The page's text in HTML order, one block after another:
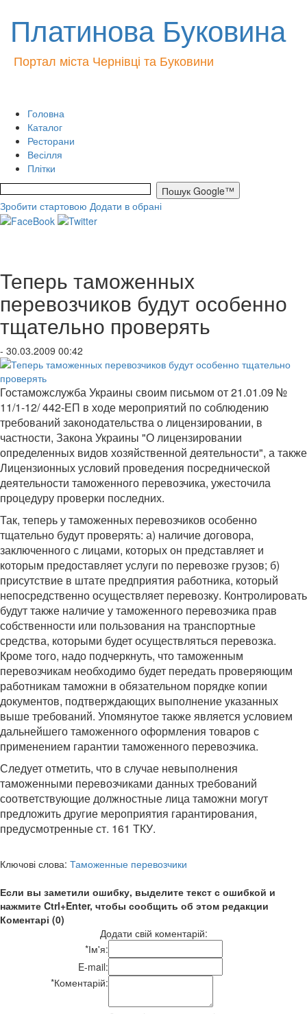
Платинова Буковина
Портал міста Чернівці та Буковини
Головна
Каталог
Ресторани
Весілля
Плітки
Зробити стартовою Додати в обрані
Теперь таможенных
перевозчиков будут особенно
тщательно проверять
- 30.03.2009 00:42
Гостаможслужба Украины своим письмом от 21.01.09 №
11/1-12/ 442-ЕП в ходе мероприятий по соблюдению
требований законодательства о лицензировании, в
частности, Закона Украины "О лицензировании
определенных видов хозяйственной деятельности", а также
Лицензионных условий проведения посреднической
деятельности таможенного перевозчика, ужесточила
процедуру проверки последних.
Так, теперь у таможенных перевозчиков особенно
тщательно будут проверять: а) наличие договора,
заключенного с лицами, которых он представляет и
которым предоставляет услуги по перевозке грузов; б)
присутствие в штате предприятия работника, который
непосредственно осуществляет перевозку. Контролировать
будут также наличие у таможенного перевозчика прав
собственности или пользования на транспортные
средства, которыми будет осуществляться перевозка.
Кроме того, надо подчеркнуть, что таможенным
перевозчикам необходимо будет передать проверяющим
работникам таможни в обязательном порядке копии
документов, подтверждающих выполнение указанных
выше требований. Упомянутое также является условием
дальнейшего таможенного оформления товаров с
применением гарантии таможенного перевозчика.
Следует отметить, что в случае невыполнения
таможенными перевозчиками данных требований
соответствующие должностные лица таможни могут
предложить другие мероприятия гарантирования,
предусмотренные ст. 161 ТКУ.
Ключові слова: Таможенные перевозчики
Если вы заметили ошибку, выделите текст с ошибкой и
нажмите Ctrl+Enter, чтобы сообщить об этом редакции
Коментарі (0)
Додати свій коментарій:
*Ім'я:
E-mail:
*Коментарій: